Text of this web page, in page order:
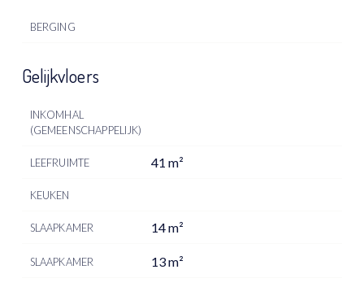
BERGING
Gelijkvloers
INKOMHAL
(GEMEENSCHAPPELIJK)
LEEFRUIMTE 41 m²
KEUKEN
SLAAPKAMER 14 m²
SLAAPKAMER 13 m²